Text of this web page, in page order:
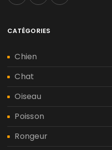
CATÉGORIES
Chien
Chat
Oiseau
Poisson
Rongeur